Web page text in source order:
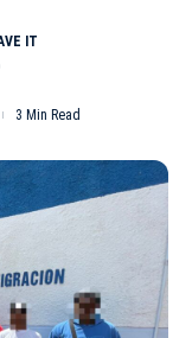
3 Min Read